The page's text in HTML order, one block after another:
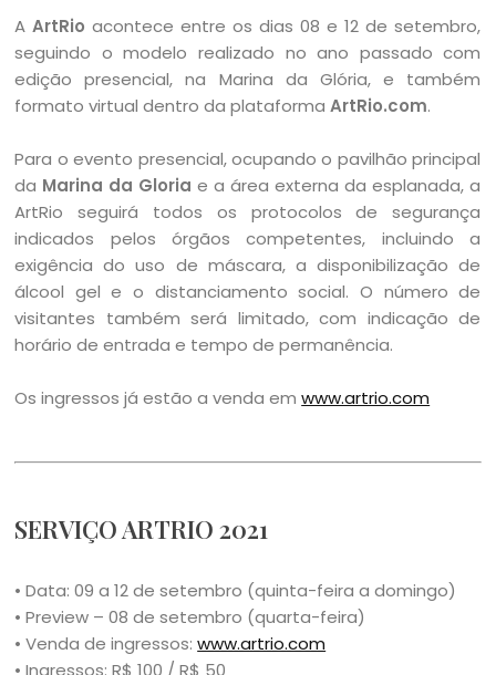
AArtRio acontece entre os dias 08 e 12 de setembro,
seguindo o modelo realizado no ano passado com
edição presencial, na Marina da Glória, e também
formato virtual dentro da plataformaArtRio.com.
Para o evento presencial, ocupando o pavilhão principal
da Marina da Gloria e a área externa da esplanada, a
ArtRio seguirá todos os protocolos de segurança
indicados pelos órgãos competentes, incluindo a
exigência do uso de máscara, a disponibilização de
álcool gel e o distanciamento social. O número de
visitantes também será limitado, com indicação de
horário de entrada e tempo de permanência.
Os ingressos já estão a venda emwww.artrio.com
SERVIÇO ARTRIO 2021
• Data: 09 a 12 de setembro (quinta-feira a domingo)
• Preview – 08 de setembro (quarta-feira)
• Venda de ingressos:www.artrio.com